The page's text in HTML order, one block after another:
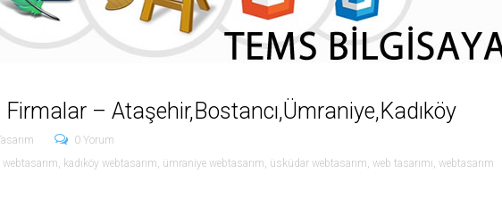
– Ataşehir,Bostancı,Ümraniye,Kadıköy
0 Yorum
webtasarım, kadıköy webtasarım, ümraniye webtasarım, üsküdar webtasarım, web tasarımı, webtasarım